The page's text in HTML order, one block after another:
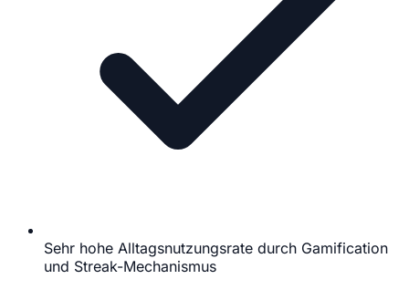
Sehr hohe Alltagsnutzungsrate durch Gamification
und Streak-Mechanismus